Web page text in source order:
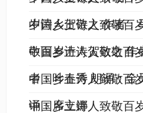
岁诗人贺敬之 作者：
中国乡土诗人致敬百
敬百岁诗人贺敬之 作
中国乡土诗人致敬百
者：叶春秀 朗诵：金
中国乡土诗人致敬百
诵：席立娜
中国乡土诗人致敬百